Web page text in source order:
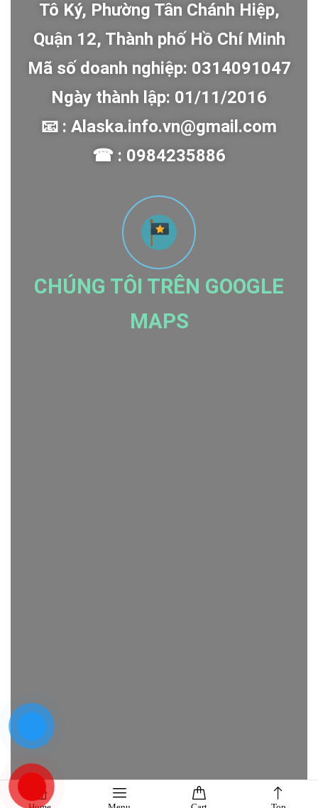
Tô Ký, Phường Tân Chánh Hiệp,
Quận 12, Thành phố Hồ Chí Minh
Mã số doanh nghiệp: 0314091047
Ngày thành lập: 01/11/2016
📧 : Alaska.info.vn@gmail.com
☎ : 0984235886
CHÚNG TÔI TRÊN GOOGLE
MAPS